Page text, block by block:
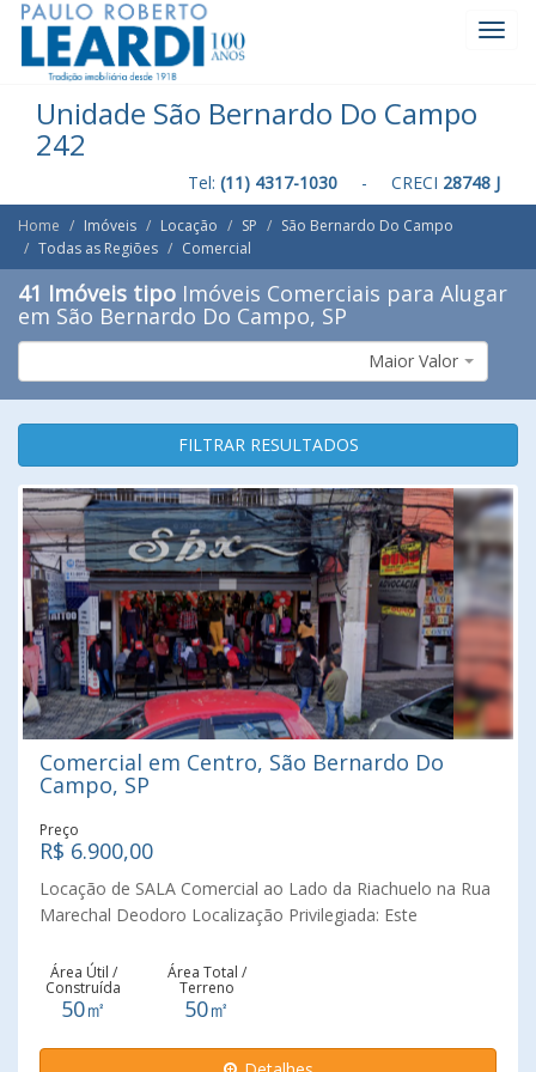
Unidade São Bernardo Do Campo
242
Tel: (11) 4317-1030 - CRECI 28748 J
Home Imóveis Locação SP
São Bernardo Do Campo
Todas as Regiões
Comercial
41 Imóveis tipo Imóveis Comerciais para Alugar
em São Bernardo Do Campo, SP
Maior Valor
FILTRAR RESULTADOS
Comercial em Centro, São Bernardo Do
Campo, SP
Preço
R$ 6.900,00
Locação de SALA Comercial ao Lado da Riachuelo na Rua
Marechal Deodoro Localização Privilegiada: Este
ao lado da famosa loja de departamentos Riachuelo, na
movimentada Rua Marechal Deodoro. Com uma
localização tão central, seu negócio estará no epicentro
da atividade comercial, desfrutando de excelente
Área Útil /
Construída
50㎡
Área Total /
Terreno
50㎡